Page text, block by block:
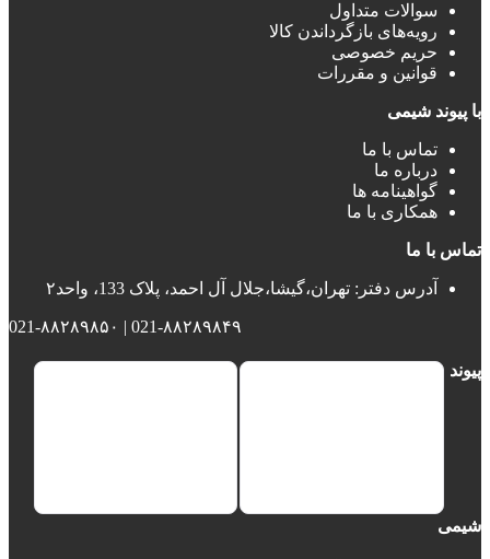
سوالات متداول
رویه‌های بازگرداندن کالا
حریم خصوصی
قوانین و مقررات
با پیوند شیمی
تماس با ما
درباره ما
گواهینامه ها
همکاری با ما
تماس با ما
آدرس دفتر: تهران،گیشا،جلال آل احمد، پلاک 133، واحد۲
021-۸۸۲۸۹۸۴۹ | 021-۸۸۲۸۹۸۵۰
پیوند
شیمی